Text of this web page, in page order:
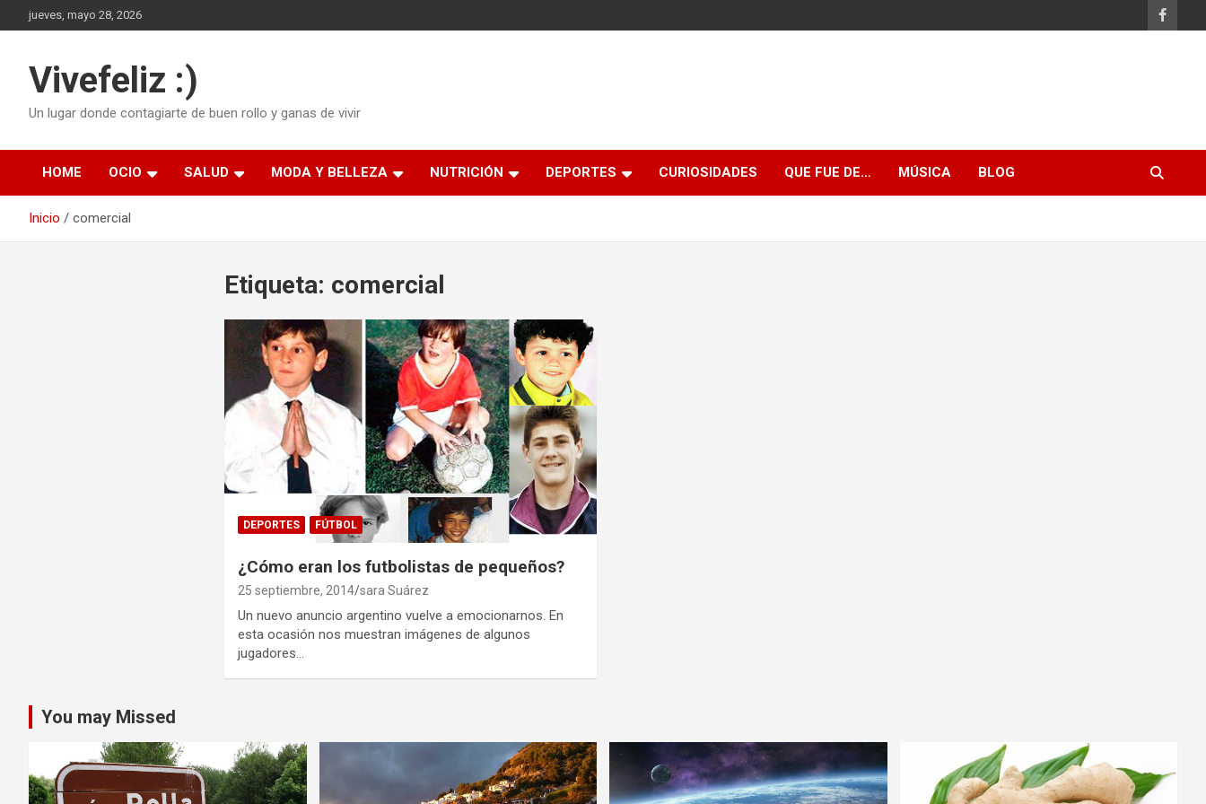
Saltar
al
jueves, mayo 28, 2026
Vivefeliz :)
Un lugar donde contagiarte de buen rollo y ganas de vivir
HOME OCIO SALUD MODA Y BELLEZA NUTRICIÓN DEPORTES CURIOSIDADES QUE FUE DE… MÚSICA BLOG
Inicio comercial
Etiqueta: comercial
DEPORTES FÚTBOL
¿Cómo eran los futbolistas de pequeños?
25 septiembre, 2014 sara Suárez
Un nuevo anuncio argentino vuelve a emocionarnos. En
esta ocasión nos muestran imágenes de algunos
jugadores…
You may Missed